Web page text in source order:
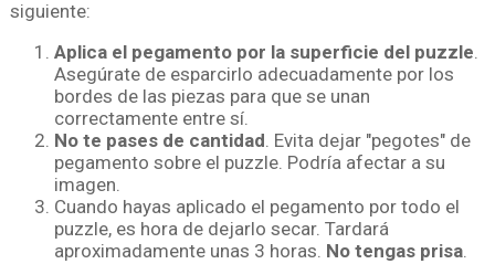
siguiente:
Aplica el pegamento por la superficie del puzzle.
Asegúrate de esparcirlo adecuadamente por los
bordes de las piezas para que se unan
correctamente entre sí.
No te pases de cantidad. Evita dejar "pegotes" de
pegamento sobre el puzzle. Podría afectar a su
imagen.
Cuando hayas aplicado el pegamento por todo el
puzzle, es hora de dejarlo secar. Tardará
aproximadamente unas 3 horas. No tengas prisa.